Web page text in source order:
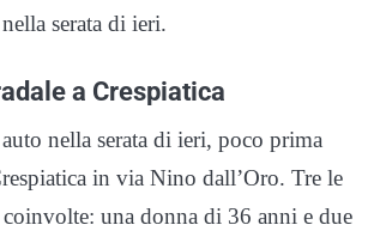
serata di ieri.
a Crespiatica
nella serata di ieri, poco prima
in via Nino dall’Oro. Tre le
coinvolte: una donna di 36 anni e due